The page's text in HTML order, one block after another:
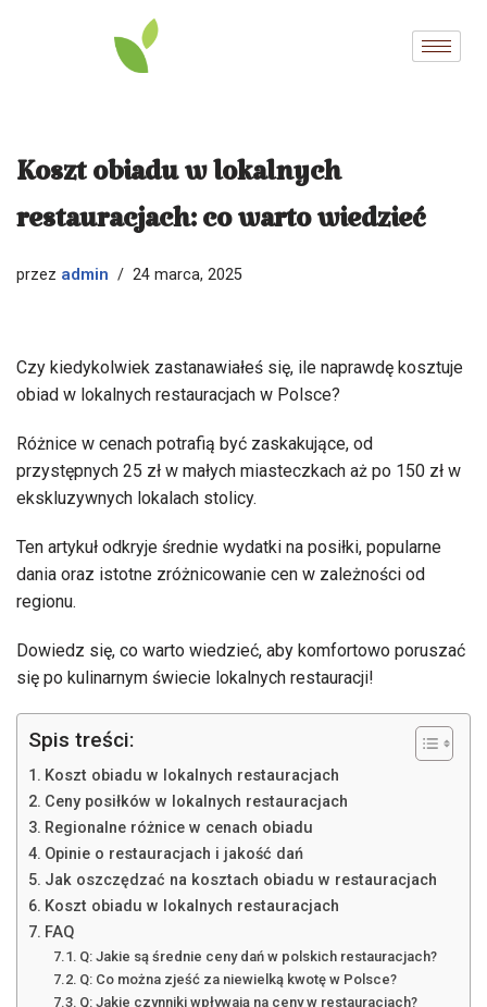
Koszt obiadu w lokalnych
restauracjach: co warto wiedzieć
przez admin 24 marca, 2025
Czy kiedykolwiek zastanawiałeś się, ile naprawdę kosztuje
obiad w lokalnych restauracjach w Polsce?
Różnice w cenach potrafią być zaskakujące, od
przystępnych 25 zł w małych miasteczkach aż po 150 zł w
ekskluzywnych lokalach stolicy.
Ten artykuł odkryje średnie wydatki na posiłki, popularne
dania oraz istotne zróżnicowanie cen w zależności od
regionu.
Dowiedz się, co warto wiedzieć, aby komfortowo poruszać
się po kulinarnym świecie lokalnych restauracji!
Spis treści:
Koszt obiadu w lokalnych restauracjach
Ceny posiłków w lokalnych restauracjach
Regionalne różnice w cenach obiadu
Opinie o restauracjach i jakość dań
Jak oszczędzać na kosztach obiadu w restauracjach
Koszt obiadu w lokalnych restauracjach
FAQ
Q: Jakie są średnie ceny dań w polskich restauracjach?
Q: Co można zjeść za niewielką kwotę w Polsce?
Q: Jakie czynniki wpływają na ceny w restauracjach?